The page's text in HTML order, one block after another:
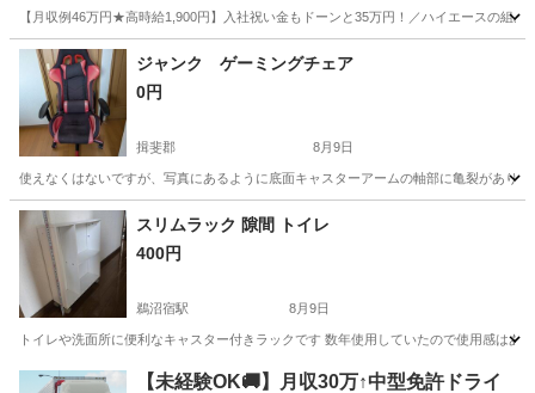
【月収例46万円★高時給1,900円】入社祝い金もドーンと35万円！／ハイエースの組
岐阜 各務原市 その他
ジャンク ゲーミングチェア
0円
揖斐郡 8月9日
使えなくはないですが、写真にあるように底面キャスターアームの軸部に亀裂があり
岐阜 揖斐郡 椅子
スリムラック 隙間 トイレ
400円
鵜沼宿駅 8月9日
トイレや洗面所に便利なキャスター付きラックです 数年使用していたので使用感は
岐阜 各務原市 鵜沼宿駅 収納家具
【未経験OK🚚】月収30万↑中型免許ドライ